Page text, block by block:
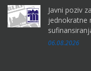
Javni poziv
jednokratne
06.08.2026